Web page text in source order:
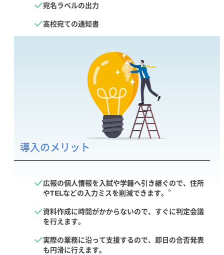
宛名ラベルの出力
高校宛ての通知書
導入のメリット
広報の個人情報を入試や学籍へ引き継ぐので、住所
やTELなどの入力ミスを削減できます。
※
資料作成に時間がかからないので、すぐに判定会議
を行えます。
実際の業務に沿って支援するので、即日の合否発表
も円滑に行えます。